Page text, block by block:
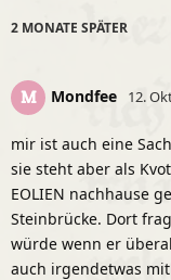
2 MONATE SPÄTER
M Mondfee 12.
mir ist auch eine
sie steht aber als
EOLIEN nachhause
Steinbrücke. Dort
würde wenn er
auch irgendetwas